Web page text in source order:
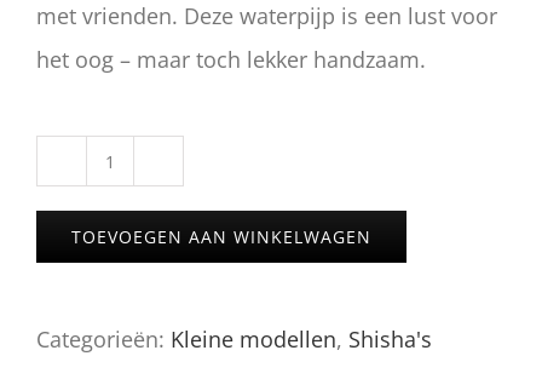
met vrienden. Deze waterpijp is een lust voor
het oog – maar toch lekker handzaam.
E29
van
Mr.
aantal
TOEVOEGEN AAN WINKELWAGEN
Categorieën: Kleine modellen, Shisha's